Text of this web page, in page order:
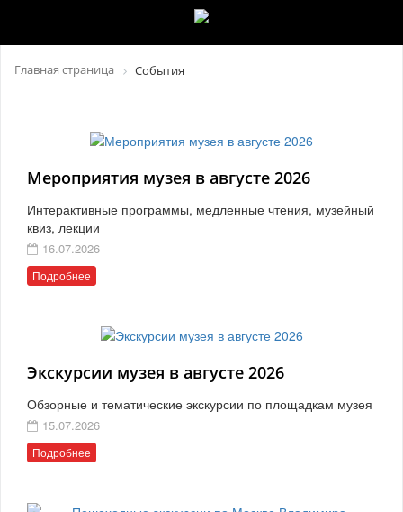
Главная страница События
Мероприятия музея в августе 2026
Интерактивные программы, медленные чтения, музейный
квиз, лекции
16.07.2026
Подробнее
Экскурсии музея в августе 2026
Обзорные и тематические экскурсии по площадкам музея
15.07.2026
Подробнее